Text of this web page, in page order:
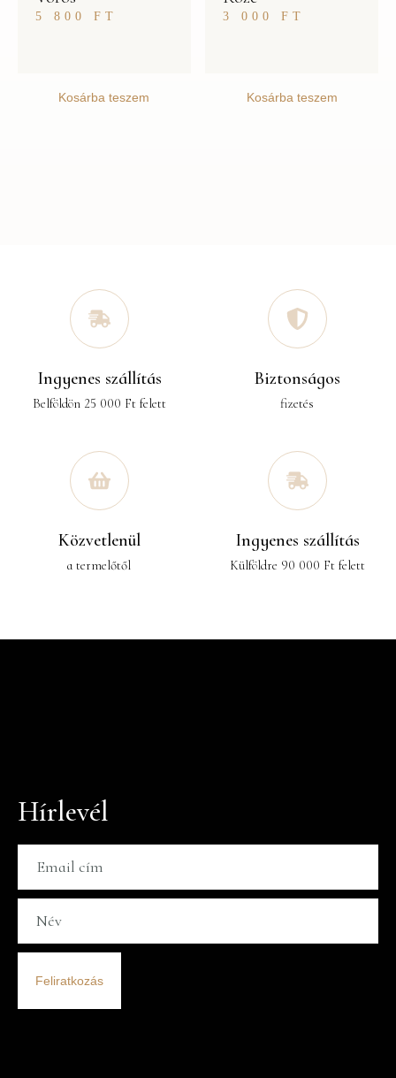
5 800 FT
Kosárba teszem
3 000FT
Kosárba teszem
Ingyenes szállítás
Belföldön 25 000 Ft felett
Biztonságos
fizetés
Közvetlenül
a termelőtől
Ingyenes szállítás
Külföldre 90 000 Ft felett
Hírlevél
Feliratkozás